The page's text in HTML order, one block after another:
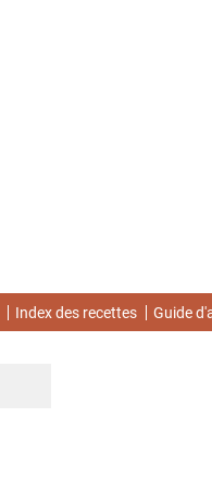
Index des recettes Guide